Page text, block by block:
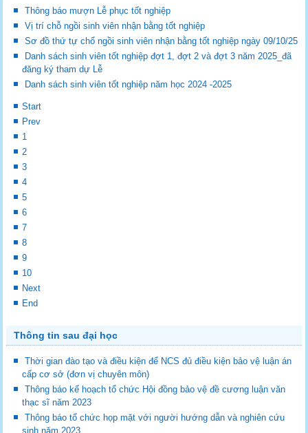
Thông báo mượn Lễ phục tốt nghiệp
Vị trí chỗ ngồi sinh viên nhận bằng tốt nghiệp
Sơ đồ thứ tự chổ ngồi sinh viên nhận bằng tốt nghiệp ngày 09/10/25
Danh sách sinh viên tốt nghiệp đợt 1, đợt 2 và đợt 3 năm 2025_đã
đăng ký tham dự Lễ
Danh sách sinh viên tốt nghiệp năm học 2024 -2025
Start
Prev
1
2
3
4
5
6
7
8
9
10
Next
End
Thông tin sau đại học
Thời gian đào tạo và điều kiện để NCS đủ điều kiện bảo vệ luận án
cấp cơ sở (đơn vị chuyên môn)
Thông báo kế hoạch tổ chức Hội đồng bảo vệ đề cương luận văn
thạc sĩ năm 2023
Thông báo tổ chức họp mặt với người hướng dẫn và nghiên cứu
sinh năm 2023